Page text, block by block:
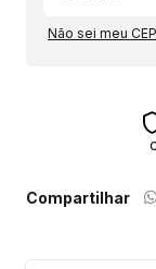
Não sei meu CEP
Compartilhar